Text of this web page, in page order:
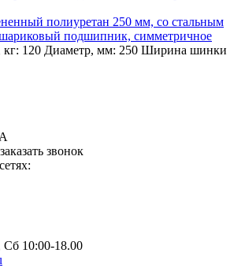
полиуретан 250 мм, со стальным
подшипник, симметричное
кг: 120 Диаметр, мм: 250 Ширина шинки
заказать звонок
10:00-18.00